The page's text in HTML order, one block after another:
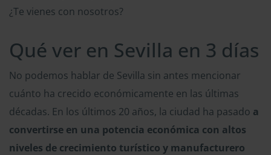
¿Te vienes con nosotros?
Qué ver en Sevilla en 3 días
No podemos hablar de Sevilla sin antes mencionar
cuánto ha crecido económicamente en las últimas
décadas. En los últimos 20 años, la ciudad ha pasado a
convertirse en una potencia económica con altos
niveles de crecimiento turístico y manufacturero